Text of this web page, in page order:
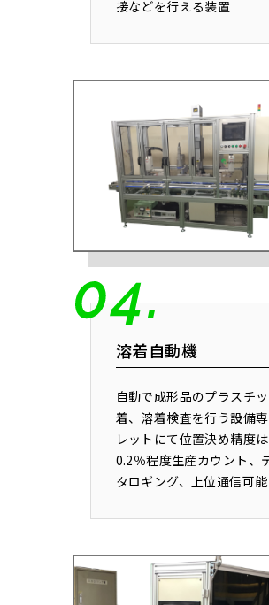
接などを行える装置
溶着自動機
自動で成形品のプラスチ
着、溶着検査を行う設備
レットにて位置決め精度は
0.2％程度生産カウント、
タロギング、上位通信可能